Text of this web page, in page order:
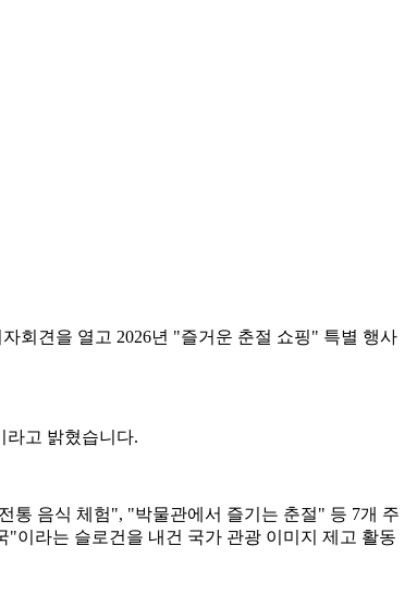
회견을 열고 2026년 "즐거운 춘절 쇼핑" 특별 행사
라고 밝혔습니다.
통 음식 체험", "박물관에서 즐기는 춘절" 등 7개 주
이라는 슬로건을 내건 국가 관광 이미지 제고 활동